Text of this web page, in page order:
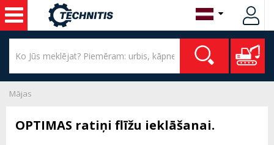
Mājas
OPTIMAS ratiņi flīžu ieklāšanai.